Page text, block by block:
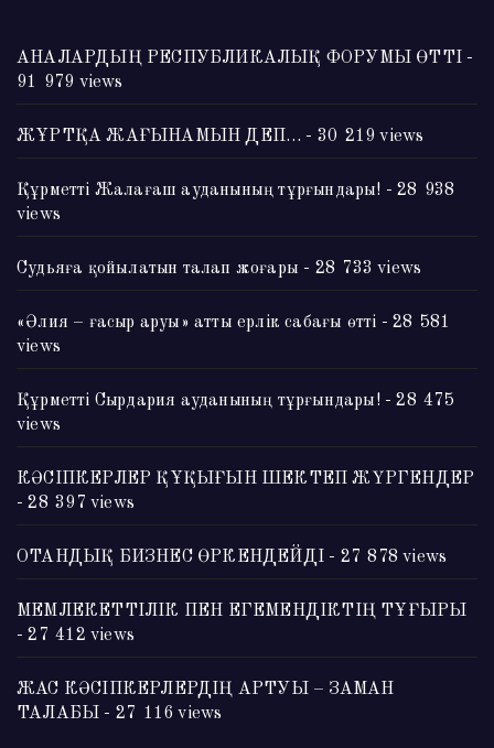
АНАЛАРДЫҢ РЕСПУБЛИКАЛЫҚ ФОРУМЫ ӨТТІ -
91 979 views
ЖҰРТҚА ЖАҒЫНАМЫН ДЕП… - 30 219 views
Құрметті Жалағаш ауданының тұрғындары! - 28 938
views
Судьяға қойылатын талап жоғары - 28 733 views
«Әлия – ғасыр аруы» атты ерлік сабағы өтті - 28 581
views
Құрметті Сырдария ауданының тұрғындары!- 28 475
views
КӘСІПКЕРЛЕР ҚҰҚЫҒЫН ШЕКТЕП ЖҮРГЕНДЕР
- 28 397 views
ОТАНДЫҚ БИЗНЕС ӨРКЕНДЕЙДІ - 27 878 views
МЕМЛЕКЕТТІЛІК ПЕН ЕГЕМЕНДІКТІҢ ТҰҒЫРЫ
- 27 412 views
ЖАС КӘСІПКЕРЛЕРДІҢ АРТУЫ – ЗАМАН
ТАЛАБЫ - 27 116 views